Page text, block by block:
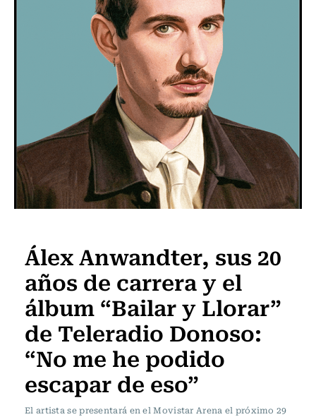
Álex Anwandter, sus 20
años de carrera y el
álbum “Bailar y Llorar”
de Teleradio Donoso:
“No me he podido
escapar de eso”
El artista se presentará en el Movistar Arena el próximo 29